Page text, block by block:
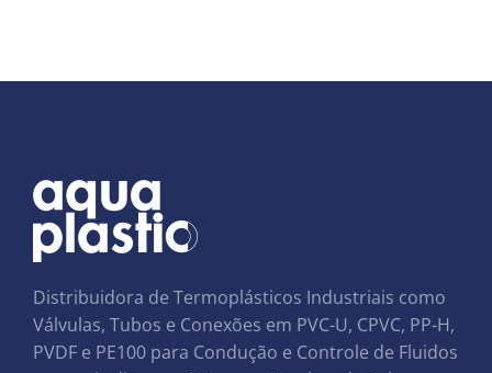
Distribuidora de Termoplásticos Industriais como
Válvulas, Tubos e Conexões em PVC-U, CPVC, PP-H,
PVDF e PE100 para Condução e Controle de Fluidos